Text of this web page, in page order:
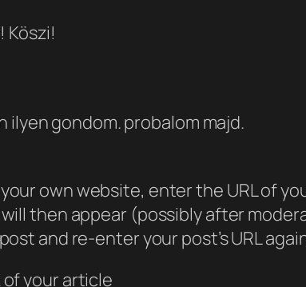
Köszi!
ilyen gondom. probalom majd.
own website, enter the URL of
then appear (possibly after
and re-enter your post’s URL
of your article